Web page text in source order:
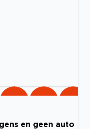
en geen auto